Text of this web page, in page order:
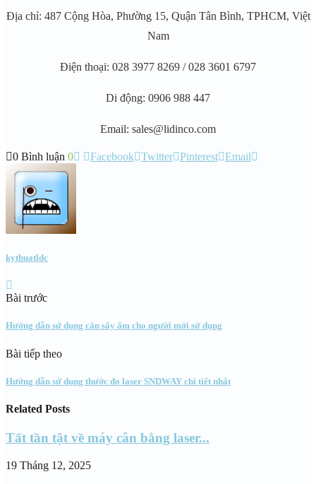
Địa chỉ: 487 Cộng Hòa, Phường 15, Quận Tân Bình, TPHCM, Việt
Nam
Điện thoại: 028 3977 8269 / 028 3601 6797
Di động: 0906 988 447
Email: sales@lidinco.com
0 Bình luận 0 Facebook Twitter Pinterest Email
kythuatldc
Bài trước
Hướng dẫn sử dụng cân sấy ẩm cho người mới sử dụng
Bài tiếp theo
Hướng dẫn sử dụng thước đo laser SNDWAY chi tiết nhất
Related Posts
Tất tần tật về máy cân bằng laser...
19 Tháng 12, 2025